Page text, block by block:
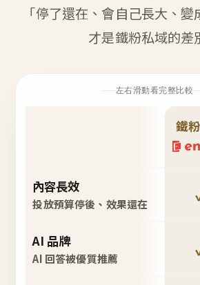
「停了還在、會自己長大、變
才是鐵粉私域的差
左右滑動看完整比較
鐵
內容長效
投放預算停後、效果還在
AI 品牌
AI 回答被優質推薦